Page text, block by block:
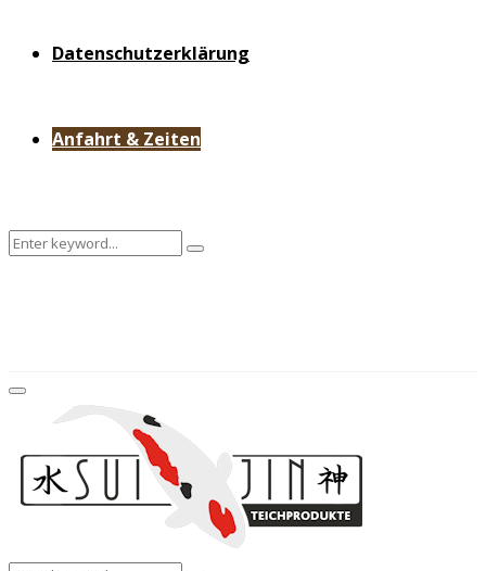
Datenschutzerklärung
Anfahrt & Zeiten
Search
Search
Primary
Menu